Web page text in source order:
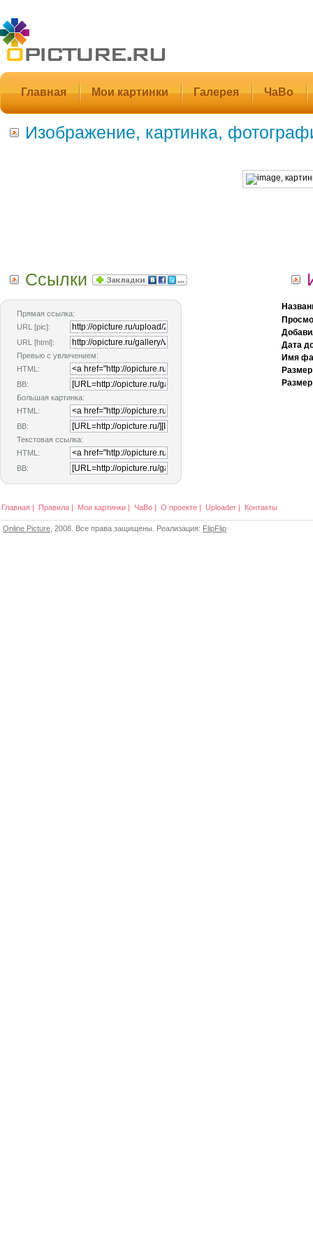
Главная Мои картинки Галерея ЧаВо
Изображение, картинка,
Ссылки
Прямая ссылка:
URL [pic]:
URL [html]:
Превью с увличением:
HTML:
BB:
Большая картинка:
HTML:
BB:
Текстовая ссылка:
HTML:
BB:
Дата
Имя
Главная | Правила | Мои картинки | ЧаВо | О проекте | Uploader | Контакты
Online Picture , 2008. Все права защищены. Реализация: FlipFlip